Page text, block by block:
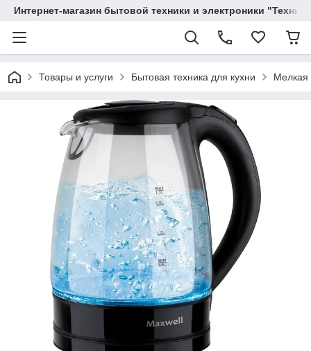
Интернет-магазин бытовой техники и электроники
Товары и услуги Бытовая техника для кухни Мелкая